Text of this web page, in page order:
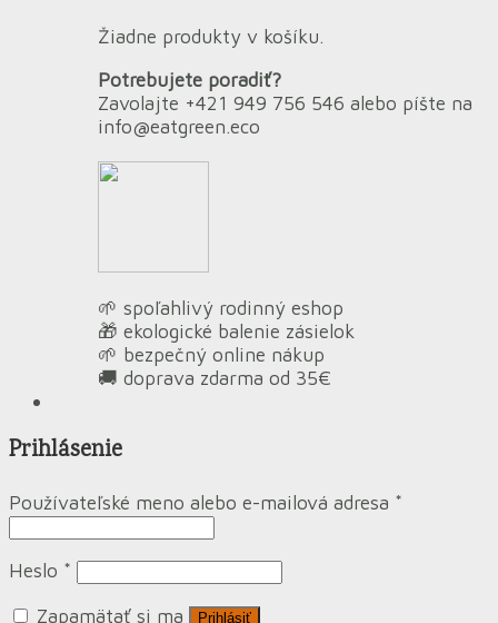
Žiadne produkty v košíku.
Potrebujete poradiť?
Zavolajte +421 949 756 546 alebo píšte na
info@eatgreen.eco
🌱 spoľahlivý rodinný eshop
🎁 ekologické balenie zásielok
🌱 bezpečný online nákup
🚚 doprava zdarma od 35€
Prihlásenie
Používateľské meno alebo e-mailová adresa *
Heslo *
Zapamätať si ma
Prihlásiť